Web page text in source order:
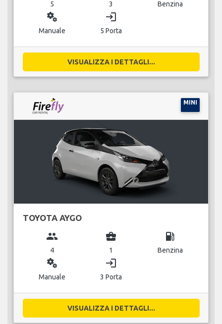
5 3 Benzina
miscellaneous_services
Manuale
login
5 Porta
VISUALIZZA I DETTAGLI...
MINI
TOYOTA AYGO
group
4
business_center
1
local_gas_station
Benzina
miscellaneous_services
Manuale
login
3 Porta
VISUALIZZA I DETTAGLI...